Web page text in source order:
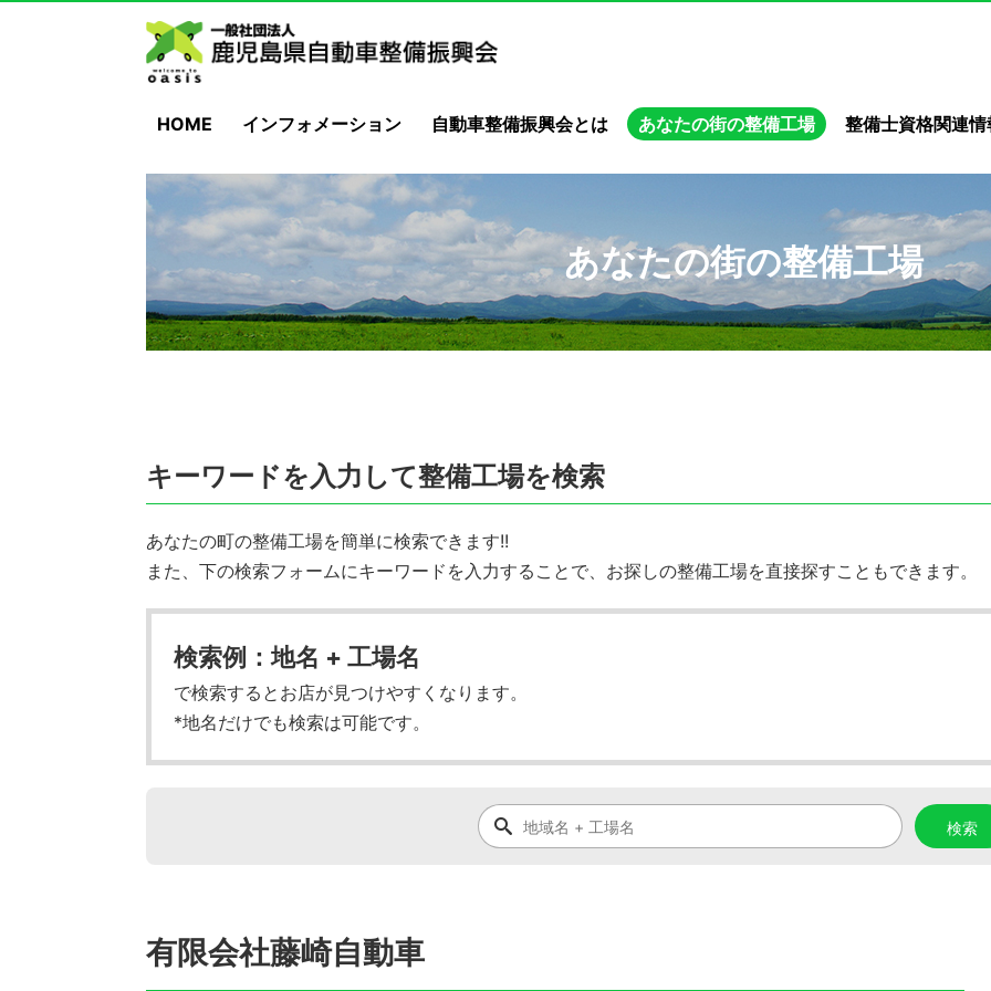
HOME インフォメーション 自動車整備振興会とは あなたの街の整備工場 整備士資格関連情
あなたの街の整備工場
キーワードを入力して整備工場を検索
あなたの町の整備工場を簡単に検索できます!!
また、下の検索フォームにキーワードを入力することで、お探しの整備工場を直接探すこともできます。
検索例：地名 + 工場名
で検索するとお店が見つけやすくなります。
*地名だけでも検索は可能です。
有限会社藤崎自動車